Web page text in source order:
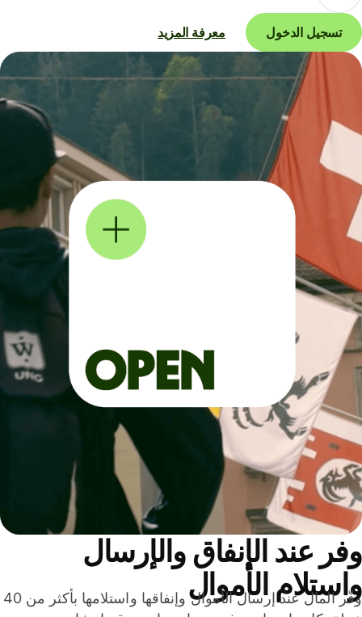
تسجيل الدخول معرفة المزيد
عند الإنفاق والإرسال
الأموال
وفّر المال عند إرسال الأموال وإنفاقها واستلامها بأكثر من 40